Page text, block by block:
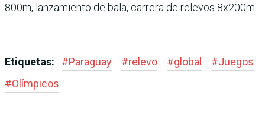
800m, lanzamiento de bala, carrera de relevos 8x200m.
Etiquetas: #Paraguay #relevo #global #Juegos
#Olímpicos